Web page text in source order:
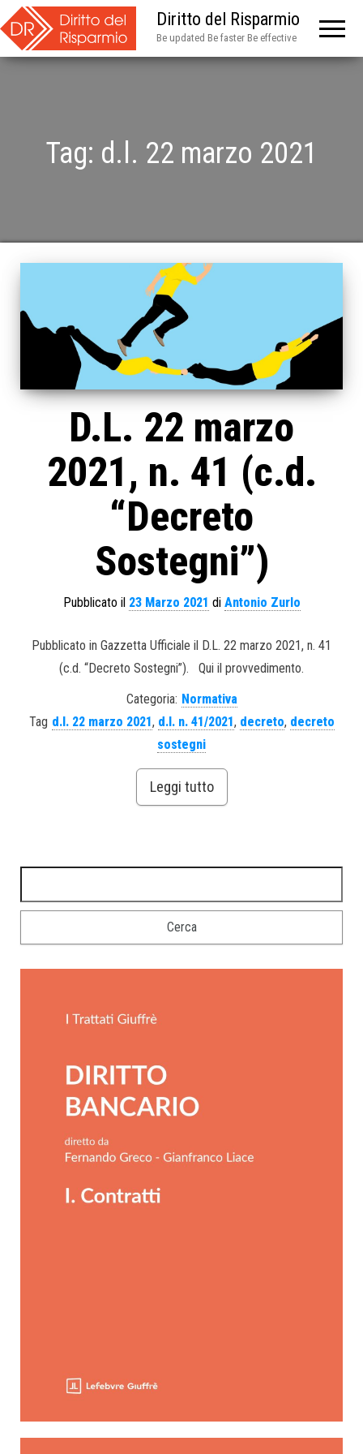
Diritto del Risparmio
Be updated Be faster Be effective
Tag: d.l. 22 marzo 2021
D.L. 22 marzo
2021, n. 41 (c.d.
“Decreto
Sostegni”)
Pubblicato il 23 Marzo 2021 di Antonio Zurlo
Pubblicato in Gazzetta Ufficiale il D.L. 22 marzo 2021, n. 41
(c.d. “Decreto Sostegni”). Qui il provvedimento.
Categoria: Normativa
Tag d.l. 22 marzo 2021, d.l. n. 41/2021, decreto, decreto
sostegni
Leggi tutto